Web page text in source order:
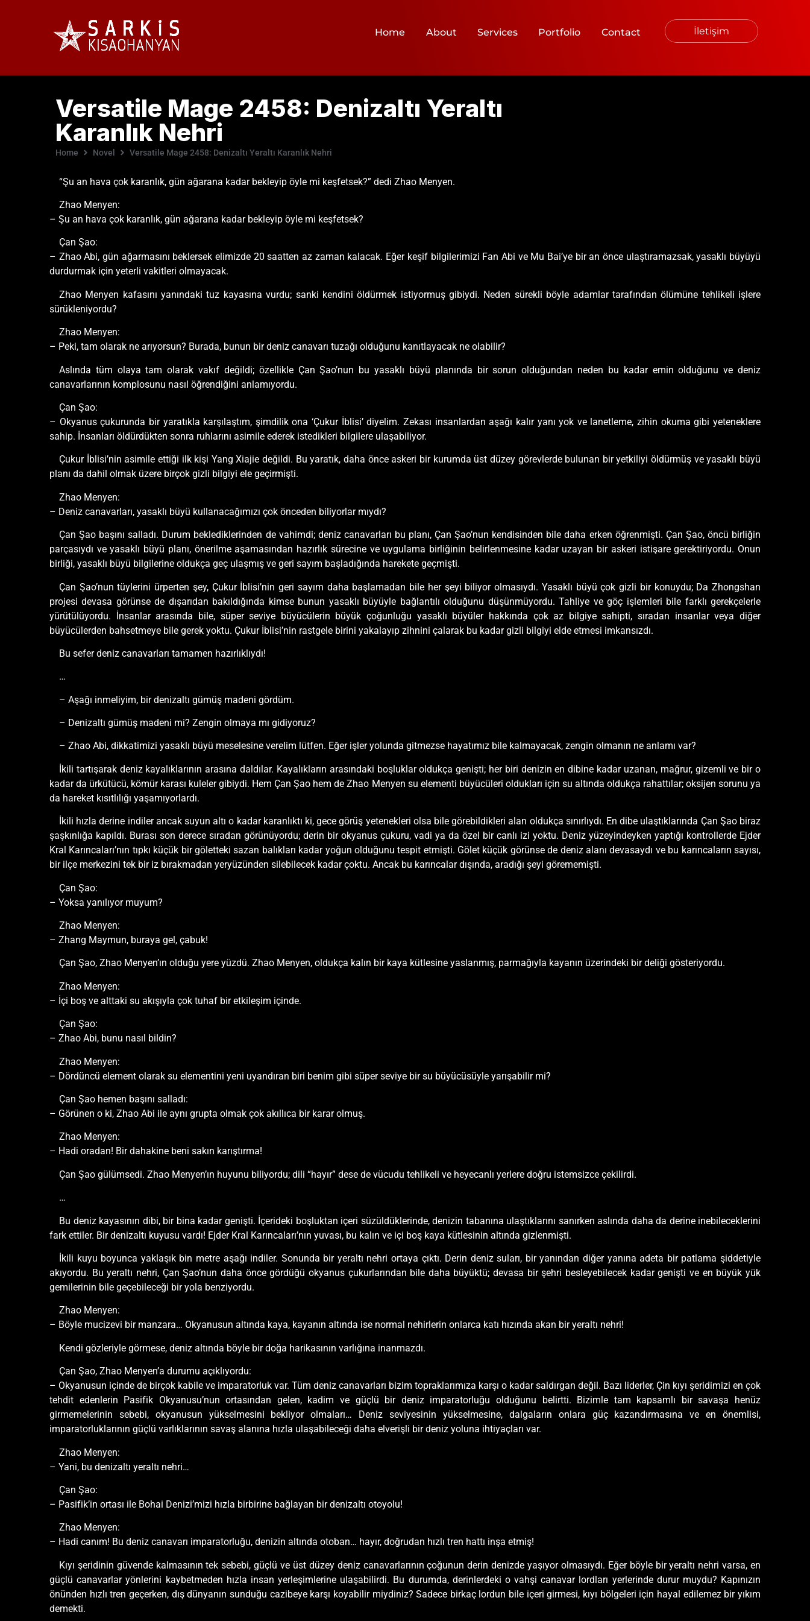
Home About Services Portfolio Contact İletişim
Versatile Mage 2458: Denizaltı Yeraltı
Karanlık Nehri
Home Novel Versatile Mage 2458: Denizaltı Yeraltı Karanlık Nehri
“Şu an hava çok karanlık, gün ağarana kadar bekleyip öyle mi keşfetsek?” dedi Zhao Menyen.
Zhao Menyen:
– Şu an hava çok karanlık, gün ağarana kadar bekleyip öyle mi keşfetsek?
Çan Şao:
– Zhao Abi, gün ağarmasını beklersek elimizde 20 saatten az zaman kalacak. Eğer keşif bilgilerimizi Fan Abi ve Mu Bai’ye bir an önce ulaştıramazsak, yasaklı büyüyü
durdurmak için yeterli vakitleri olmayacak.
Zhao Menyen kafasını yanındaki tuz kayasına vurdu; sanki kendini öldürmek istiyormuş gibiydi. Neden sürekli böyle adamlar tarafından ölümüne tehlikeli işlere
sürükleniyordu?
Zhao Menyen:
– Peki, tam olarak ne arıyorsun? Burada, bunun bir deniz canavarı tuzağı olduğunu kanıtlayacak ne olabilir?
Aslında tüm olaya tam olarak vakıf değildi; özellikle Çan Şao’nun bu yasaklı büyü planında bir sorun olduğundan neden bu kadar emin olduğunu ve deniz
canavarlarının komplosunu nasıl öğrendiğini anlamıyordu.
Çan Şao:
– Okyanus çukurunda bir yaratıkla karşılaştım, şimdilik ona ‘Çukur İblisi’ diyelim. Zekası insanlardan aşağı kalır yanı yok ve lanetleme, zihin okuma gibi yeteneklere
sahip. İnsanları öldürdükten sonra ruhlarını asimile ederek istedikleri bilgilere ulaşabiliyor.
Çukur İblisi’nin asimile ettiği ilk kişi Yang Xiajie değildi. Bu yaratık, daha önce askeri bir kurumda üst düzey görevlerde bulunan bir yetkiliyi öldürmüş ve yasaklı büyü
planı da dahil olmak üzere birçok gizli bilgiyi ele geçirmişti.
Zhao Menyen:
– Deniz canavarları, yasaklı büyü kullanacağımızı çok önceden biliyorlar mıydı?
Çan Şao başını salladı. Durum beklediklerinden de vahimdi; deniz canavarları bu planı, Çan Şao’nun kendisinden bile daha erken öğrenmişti. Çan Şao, öncü birliğin
parçasıydı ve yasaklı büyü planı, önerilme aşamasından hazırlık sürecine ve uygulama birliğinin belirlenmesine kadar uzayan bir askeri istişare gerektiriyordu. Onun
birliği, yasaklı büyü bilgilerine oldukça geç ulaşmış ve geri sayım başladığında harekete geçmişti.
Çan Şao’nun tüylerini ürperten şey, Çukur İblisi’nin geri sayım daha başlamadan bile her şeyi biliyor olmasıydı. Yasaklı büyü çok gizli bir konuydu; Da Zhongshan
projesi devasa görünse de dışarıdan bakıldığında kimse bunun yasaklı büyüyle bağlantılı olduğunu düşünmüyordu. Tahliye ve göç işlemleri bile farklı gerekçelerle
yürütülüyordu. İnsanlar arasında bile, süper seviye büyücülerin büyük çoğunluğu yasaklı büyüler hakkında çok az bilgiye sahipti, sıradan insanlar veya diğer
büyücülerden bahsetmeye bile gerek yoktu. Çukur İblisi’nin rastgele birini yakalayıp zihnini çalarak bu kadar gizli bilgiyi elde etmesi imkansızdı.
Bu sefer deniz canavarları tamamen hazırlıklıydı!
…
– Aşağı inmeliyim, bir denizaltı gümüş madeni gördüm.
– Denizaltı gümüş madeni mi? Zengin olmaya mı gidiyoruz?
– Zhao Abi, dikkatimizi yasaklı büyü meselesine verelim lütfen. Eğer işler yolunda gitmezse hayatımız bile kalmayacak, zengin olmanın ne anlamı var?
İkili tartışarak deniz kayalıklarının arasına daldılar. Kayalıkların arasındaki boşluklar oldukça genişti; her biri denizin en dibine kadar uzanan, mağrur, gizemli ve bir o
kadar da ürkütücü, kömür karası kuleler gibiydi. Hem Çan Şao hem de Zhao Menyen su elementi büyücüleri oldukları için su altında oldukça rahattılar; oksijen sorunu ya
da hareket kısıtlılığı yaşamıyorlardı.
İkili hızla derine indiler ancak suyun altı o kadar karanlıktı ki, gece görüş yetenekleri olsa bile görebildikleri alan oldukça sınırlıydı. En dibe ulaştıklarında Çan Şao biraz
şaşkınlığa kapıldı. Burası son derece sıradan görünüyordu; derin bir okyanus çukuru, vadi ya da özel bir canlı izi yoktu. Deniz yüzeyindeyken yaptığı kontrollerde Ejder
Kral Karıncaları’nın tıpkı küçük bir göletteki sazan balıkları kadar yoğun olduğunu tespit etmişti. Gölet küçük görünse de deniz alanı devasaydı ve bu karıncaların sayısı,
bir ilçe merkezini tek bir iz bırakmadan yeryüzünden silebilecek kadar çoktu. Ancak bu karıncalar dışında, aradığı şeyi görememişti.
Çan Şao:
– Yoksa yanılıyor muyum?
Zhao Menyen:
– Zhang Maymun, buraya gel, çabuk!
Çan Şao, Zhao Menyen’ın olduğu yere yüzdü. Zhao Menyen, oldukça kalın bir kaya kütlesine yaslanmış, parmağıyla kayanın üzerindeki bir deliği gösteriyordu.
Zhao Menyen:
– İçi boş ve alttaki su akışıyla çok tuhaf bir etkileşim içinde.
Çan Şao:
– Zhao Abi, bunu nasıl bildin?
Zhao Menyen:
– Dördüncü element olarak su elementini yeni uyandıran biri benim gibi süper seviye bir su büyücüsüyle yarışabilir mi?
Çan Şao hemen başını salladı:
– Görünen o ki, Zhao Abi ile aynı grupta olmak çok akıllıca bir karar olmuş.
Zhao Menyen:
– Hadi oradan! Bir dahakine beni sakın karıştırma!
Çan Şao gülümsedi. Zhao Menyen’ın huyunu biliyordu; dili “hayır” dese de vücudu tehlikeli ve heyecanlı yerlere doğru istemsizce çekilirdi.
…
Bu deniz kayasının dibi, bir bina kadar genişti. İçerideki boşluktan içeri süzüldüklerinde, denizin tabanına ulaştıklarını sanırken aslında daha da derine inebileceklerini
fark ettiler. Bir denizaltı kuyusu vardı! Ejder Kral Karıncaları’nın yuvası, bu kalın ve içi boş kaya kütlesinin altında gizlenmişti.
İkili kuyu boyunca yaklaşık bin metre aşağı indiler. Sonunda bir yeraltı nehri ortaya çıktı. Derin deniz suları, bir yanından diğer yanına adeta bir patlama şiddetiyle
akıyordu. Bu yeraltı nehri, Çan Şao’nun daha önce gördüğü okyanus çukurlarından bile daha büyüktü; devasa bir şehri besleyebilecek kadar genişti ve en büyük yük
gemilerinin bile geçebileceği bir yola benziyordu.
Zhao Menyen:
– Böyle mucizevi bir manzara… Okyanusun altında kaya, kayanın altında ise normal nehirlerin onlarca katı hızında akan bir yeraltı nehri!
Kendi gözleriyle görmese, deniz altında böyle bir doğa harikasının varlığına inanmazdı.
Çan Şao, Zhao Menyen’a durumu açıklıyordu:
– Okyanusun içinde de birçok kabile ve imparatorluk var. Tüm deniz canavarları bizim topraklarımıza karşı o kadar saldırgan değil. Bazı liderler, Çin kıyı şeridimizi en çok
tehdit edenlerin Pasifik Okyanusu’nun ortasından gelen, kadim ve güçlü bir deniz imparatorluğu olduğunu belirtti. Bizimle tam kapsamlı bir savaşa henüz
girmemelerinin sebebi, okyanusun yükselmesini bekliyor olmaları… Deniz seviyesinin yükselmesine, dalgaların onlara güç kazandırmasına ve en önemlisi,
imparatorluklarının güçlü varlıklarının savaş alanına hızla ulaşabileceği daha elverişli bir deniz yoluna ihtiyaçları var.
Zhao Menyen:
– Yani, bu denizaltı yeraltı nehri…
Çan Şao:
– Pasifik’in ortası ile Bohai Denizi’mizi hızla birbirine bağlayan bir denizaltı otoyolu!
Zhao Menyen:
– Hadi canım! Bu deniz canavarı imparatorluğu, denizin altında otoban… hayır, doğrudan hızlı tren hattı inşa etmiş!
Kıyı şeridinin güvende kalmasının tek sebebi, güçlü ve üst düzey deniz canavarlarının çoğunun derin denizde yaşıyor olmasıydı. Eğer böyle bir yeraltı nehri varsa, en
güçlü canavarlar yönlerini kaybetmeden hızla insan yerleşimlerine ulaşabilirdi. Bu durumda, derinlerdeki o vahşi canavar lordları yerlerinde durur muydu? Kapınızın
önünden hızlı tren geçerken, dış dünyanın sunduğu cazibeye karşı koyabilir miydiniz? Sadece birkaç lordun bile içeri girmesi, kıyı bölgeleri için hayal edilemez bir yıkım
demekti.